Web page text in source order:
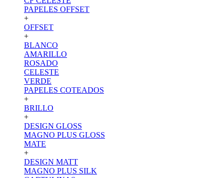
PAPELES OFFSET
+
OFFSET
+
BLANCO
AMARILLO
ROSADO
CELESTE
VERDE
PAPELES COTEADOS
+
BRILLO
+
DESIGN GLOSS
MAGNO PLUS GLOSS
MATE
+
DESIGN MATT
MAGNO PLUS SILK